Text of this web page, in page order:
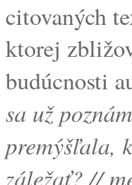
citovaných
ktorej
budúcnosti
sa už
premýšľala,
záležať? //